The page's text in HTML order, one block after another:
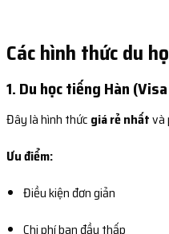
Các hình thức du
1. Du học tiếng Hàn
Đây là hình thức giá rẻ nhấtvà
Ưu điểm:
Điều kiện đơn giản
Chi phí ban đầu thấp